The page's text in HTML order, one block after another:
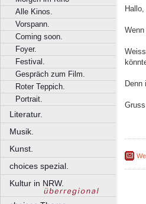
Alle Kinos.
Vorspann.
Coming soon.
Foyer.
Festival.
Gespräch zum Film.
Roter Teppich.
Portrait.
Literatur.
Musik.
Kunst.
choices spezial.
Kultur in NRW.
Denn
Gruss